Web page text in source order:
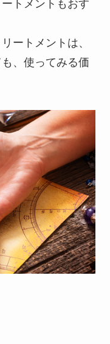
トメントもおす
ートメントは、
、使ってみる価